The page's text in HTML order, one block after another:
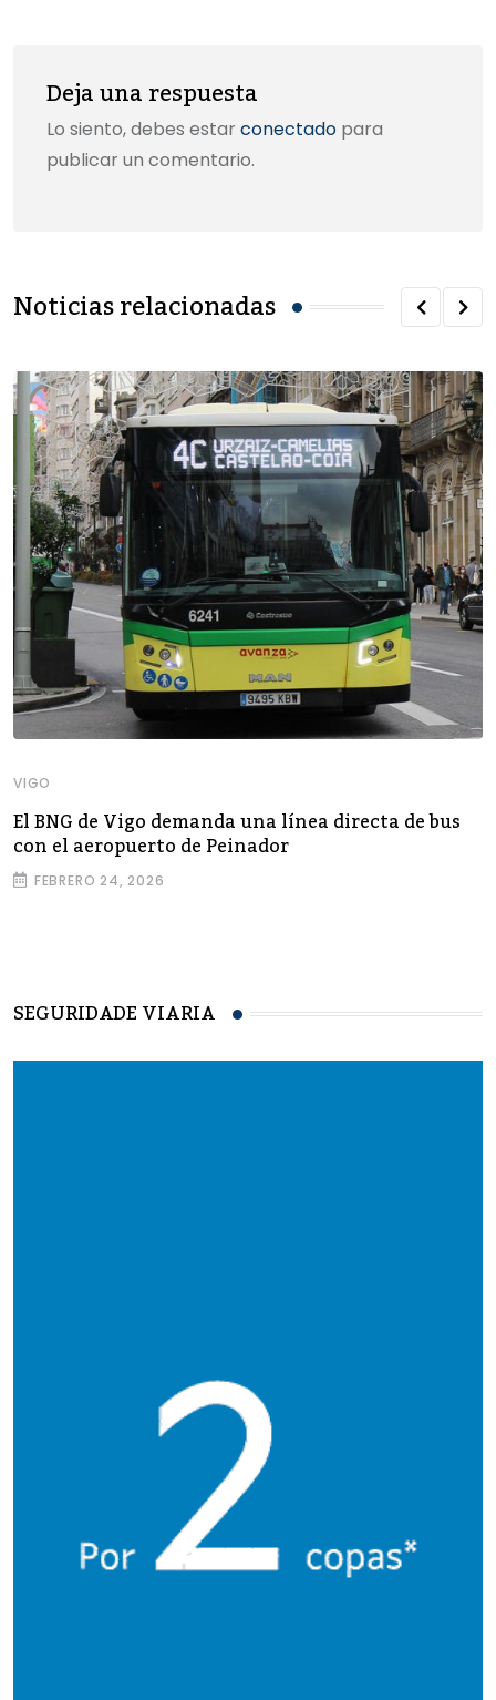
Deja una respuesta
Lo siento, debes estar conectado para
publicar un comentario.
Noticias relacionadas
VIGO
El BNG de Vigo demanda una línea directa de bus
con el aeropuerto de Peinador
FEBRERO 24, 2026
SEGURIDADE VIARIA